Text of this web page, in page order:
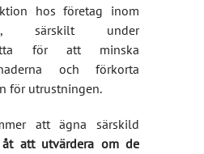
hos företag inom
särskilt under
för att minska
och förkorta
för utrustningen.
att ägna särskild
att utvärdera om de